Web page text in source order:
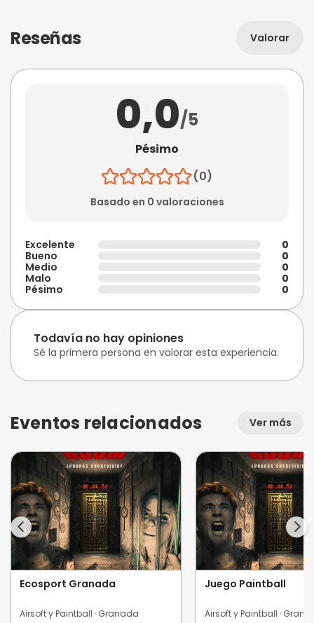
Reseñas Valorar
0,0/5
Pésimo
(0)
Basado en 0 valoraciones
Excelente
0
Bueno
0
Medio
0
Malo
0
Pésimo
0
Todavía no hay opiniones
Sé la primera persona en valorar esta experiencia.
Eventos relacionados Ver más
Ecosport Granada
Airsoft y Paintball · Granada
Juego Paintball
Airsoft y Paintball ·